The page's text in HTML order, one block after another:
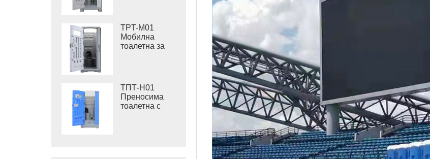
отпадъци,
външна
пластмасова
тоалетна
TPT-M01
Мобилна
тоалетна за
ТПТ-H01
Преносима
тоалетна с